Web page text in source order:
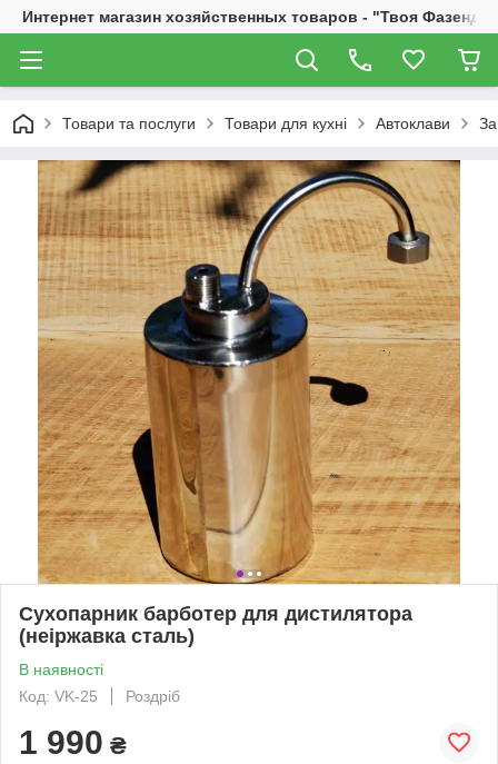
Интернет магазин хозяйственных товаров - "Твоя
Товари та послуги Товари для кухні Автоклави
Сухопарник барботер для дистилятора
(неіржавка сталь)
В наявності
Код: VK-25
Роздріб
1 990 ₴